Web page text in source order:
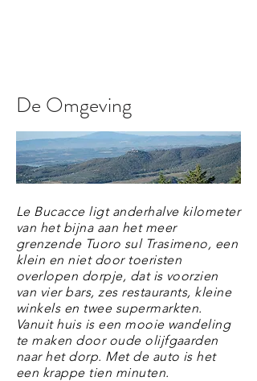
De Omgeving
Le Bucacce ligt anderhalve kilometer
van het bijna aan het meer
grenzende Tuoro sul Trasimeno, een
klein en niet door toeristen
overlopen dorpje, dat is voorzien
van vier bars, zes restaurants, kleine
winkels en twee supermarkten.
Vanuit huis is een mooie wandeling
te maken door oude olijfgaarden
naar het dorp. Met de auto is het
een krappe tien minuten.